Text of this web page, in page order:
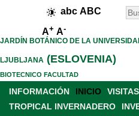
abc ABC
A+ A-
JARDÍN BOTÁNICO DE LA
LJUBLJANA (ESLOVENIA)
BIOTECNICO FACULTAD
INFORMACIÓN INICIO
TROPICAL INVERNADERO